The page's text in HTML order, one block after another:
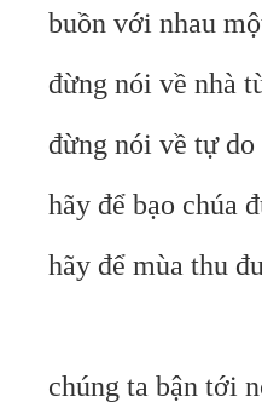
buồn với nhau
đừng nói về nhà
đừng nói về tự do
hãy để bạo chúa
hãy để mùa thu
chúng ta bận tới